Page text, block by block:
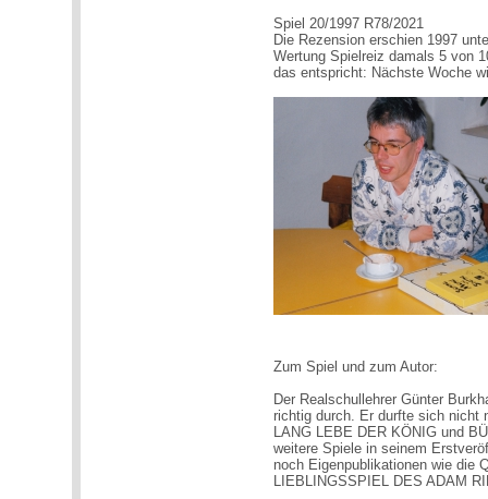
Spiel 20/1997 R78/2021
Die Rezension erschien 1997
Wertung Spielreiz damals 5 von
das entspricht: Nächste Woche
Zum Spiel und zum Autor:
Der Realschullehrer Günter
richtig durch. Er durfte sich nicht
LANG LEBE DER KÖNIG und
weitere Spiele in seinem
noch Eigenpublikationen wie die
LIEBLINGSSPIEL DES ADAM